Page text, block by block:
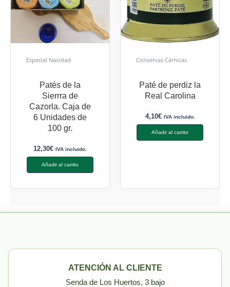
Especial Navidad
Patés de la
Sierrra de
Cazorla. Caja de
6 Unidades de
100 gr.
12,30€ IVA incluido.
Añadir al carrito
Conservas Cárnicas
Paté de perdiz la
Real Carolina
4,10€ IVA incluido.
Añadir al carrito
ATENCIÓN AL CLIENTE
Senda de Los Huertos, 3 bajo